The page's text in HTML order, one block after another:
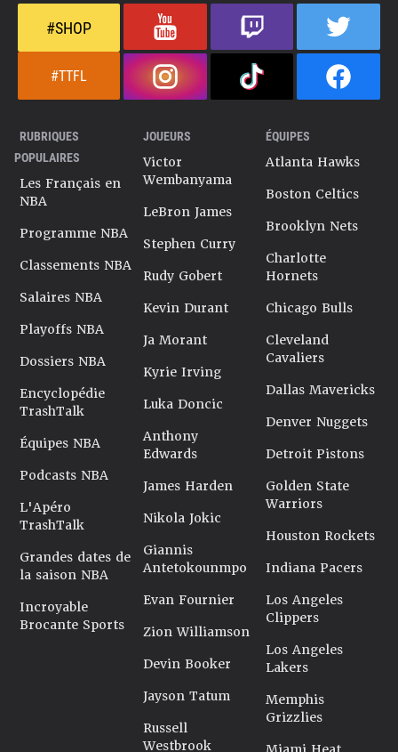
#SHOP
#TTFL
RUBRIQUES
POPULAIRES
Les Français en
NBA
Programme NBA
Classements NBA
Salaires NBA
Playoffs NBA
Dossiers NBA
Encyclopédie
TrashTalk
Équipes NBA
Podcasts NBA
L'Apéro
TrashTalk
Grandes dates de
la saison NBA
Incroyable
Brocante Sports
JOUEURS
Victor
Wembanyama
LeBron James
Stephen Curry
Rudy Gobert
Kevin Durant
Ja Morant
Kyrie Irving
Luka Doncic
Anthony
Edwards
James Harden
Nikola Jokic
Giannis
Antetokounmpo
Evan Fournier
Zion Williamson
Devin Booker
Jayson Tatum
Russell
Westbrook
ÉQUIPES
Atlanta Hawks
Boston Celtics
Brooklyn Nets
Charlotte
Hornets
Chicago Bulls
Cleveland
Cavaliers
Dallas Mavericks
Denver Nuggets
Detroit Pistons
Golden State
Warriors
Houston Rockets
Indiana Pacers
Los Angeles
Clippers
Los Angeles
Lakers
Memphis
Grizzlies